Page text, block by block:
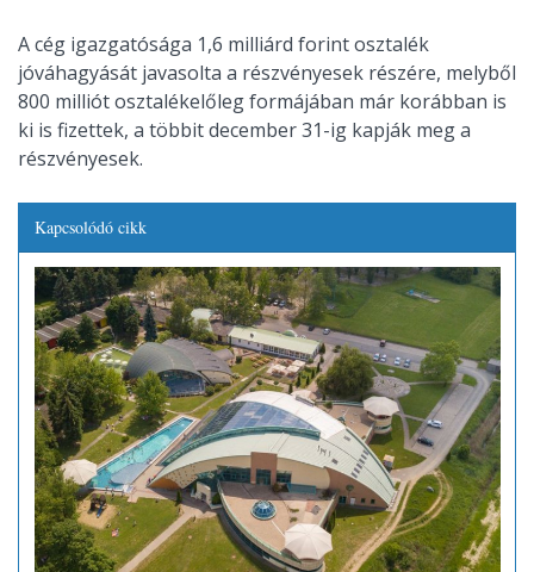
A cég igazgatósága 1,6 milliárd forint osztalék
jóváhagyását javasolta a részvényesek részére, melyből
800 milliót osztalékelőleg formájában már korábban is
ki is fizettek, a többit december 31-ig kapják meg a
részvényesek.
Kapcsolódó cikk